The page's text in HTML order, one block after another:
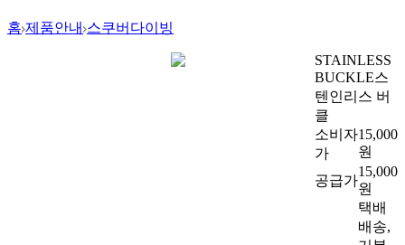
홈 제품안내 스쿠버다이빙
STAINLESS
BUCKLE스
텐인리스 버
클
소비자
가
15,000
원
공급가
15,000
원
택배
배송,